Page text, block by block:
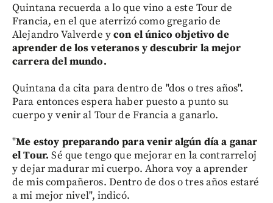
Quintana recuerda a lo que vino a este Tour de
Francia, en el que aterrizó como gregario de
Alejandro Valverde ycon el único objetivo de
aprender de los veteranos y descubrir la mejor
carrera del mundo.
Quintana da cita para dentro de "dos o tres años".
Para entonces espera haber puesto a punto su
cuerpo y venir al Tour de Francia a ganarlo.
"Me estoy preparando para venir algún día a ganar
el Tour. Sé que tengo que mejorar en la contrarreloj
y dejar madurar mi cuerpo. Ahora voy a aprender
de mis compañeros. Dentro de dos o tres años estaré
a mi mejor nivel", indicó.